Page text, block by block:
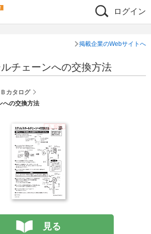
ログイン
掲載企業のWebサイトへ
チェーンへの交換方法
カタログ
への交換方法
見る